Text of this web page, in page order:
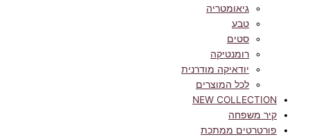
גיאומטריה
טבע
סטים
רומנטיקה
יודאיקה מודרנית
לכל המוצרים
NEW COLLECTION
קיר משפחה
פורטרטים ממתכת